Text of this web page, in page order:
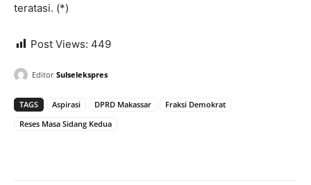
teratasi. (*)
Post Views: 449
Editor Sulselekspres
TAGS Aspirasi DPRD Makassar
Fraksi Demokrat
Reses Masa Sidang Kedua